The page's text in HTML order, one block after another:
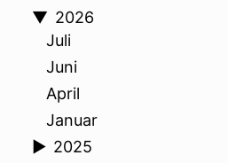
▼ 2026
Juli
Juni
April
Januar
► 2025